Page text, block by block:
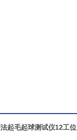
起毛起球测试仪12工位